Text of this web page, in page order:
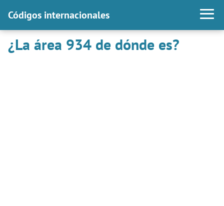
Códigos internacionales
¿La área 934 de dónde es?